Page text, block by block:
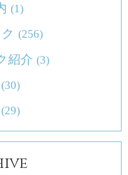
(1)
(256)
紹介 (3)
(30)
(29)